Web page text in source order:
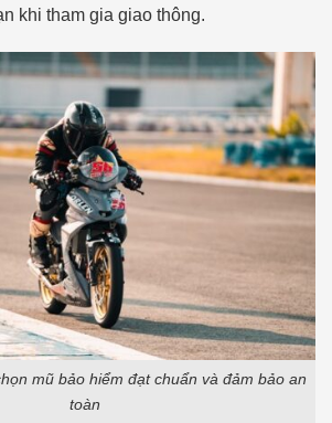
khi tham gia giao thông.
mũ bảo hiểm đạt chuẩn và đảm bảo an
toàn